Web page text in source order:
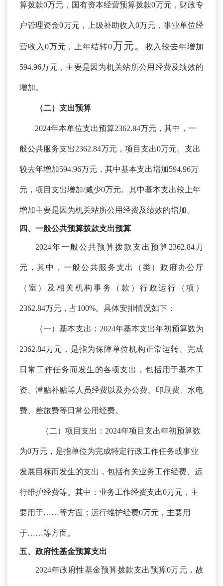
算拨款0万元，国有资本经营预算拨款0万元，财政专
户管理资金0万元，上级补助收入0万元，事业单位经
营收入0万元，上年结转0万元。 收入较去年增加
594.96万元，主要是因为机关站所公用经费及绩效的
增加。
（二）支出预算
2024年本单位支出预算2362.84万元，其中，一
般公共服务支出2362.84万元，项目支出0万元。支出
较去年增加594.96万元，其中基本支出增加594.96万
元，项目支出增加/减少0万元。其中基本支出较上年
增加主要是因为机关站所公用经费及绩效的增加。
四、一般公共预算拨款支出预算
2024年一般公共预算拨款支出预算2362.84万
元，其中，一般公共服务支出（类）政府办公厅
（室）及相关机构事务（款）行政运行（项）
2362.84万元，占100%。具体安排情况如下：
（一）基本支出： 2024年基本支出年初预算数为
2362.84万元，是指为保障单位机构正常运转、完成
日常工作任务而发生的各项支出，包括用于基本工
资、津贴补贴等人员经费以及办公费、印刷费、水电
费、差旅费等日常公用经费。
（二）项目支出： 2024年项目支出年初预算数
为0万元，是指单位为完成特定行政工作任务或事业
发展目标而发生的支出，包括有关业务工作经费、运
行维护经费等。其中：业务工作经费支出0万元，主
要用于……等方面；运行维护经费0万元，主要用
于……等方面。
五、政府性基金预算支出
2024年政府性基金预算拨款支出预算0万元 ，故